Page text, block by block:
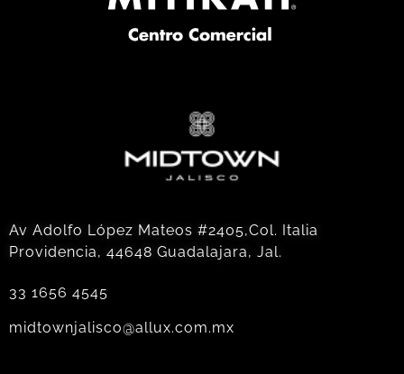
Av Adolfo López Mateos #2405,Col. Italia
Providencia, 44648 Guadalajara, Jal.
33 1656 4545
midtownjalisco@allux.com.mx